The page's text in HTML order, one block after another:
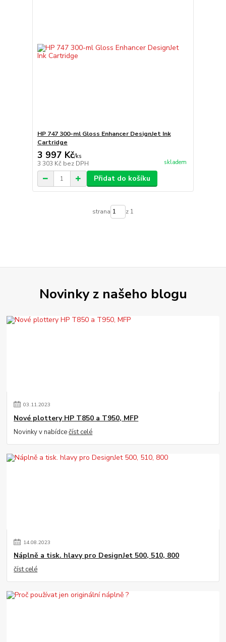
HP 747 300-ml Gloss Enhancer DesignJet Ink
Cartridge
3 997 Kč/ks
3 303 Kč bez DPH skladem
Přidat do košíku
strana z 1
Novinky z našeho blogu
03.11.2023
Nové plottery HP T850 a T950, MFP
Novinky v nabídcečíst celé
14.08.2023
Náplně a tisk. hlavy pro DesignJet 500, 510, 800
číst celé